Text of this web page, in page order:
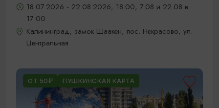
18.07.2026 - 22.08.2026, 18:00, 7.08 и 22.08 в
17:00
Калининград, замок Шаакен, пос. Некрасово, ул.
Центральная
ОТ 50₽ ПУШКИНСКАЯ КАРТА